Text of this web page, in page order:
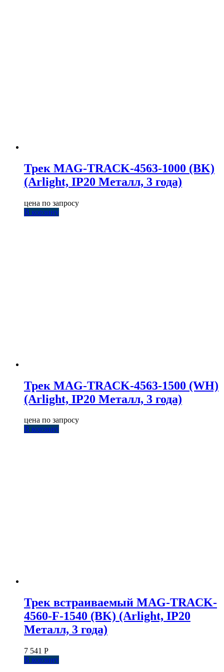
Трек MAG-TRACK-4563-1000 (BK)
(Arlight, IP20 Металл, 3 года)
цена по запросу
В корзину
Трек MAG-TRACK-4563-1500 (WH)
(Arlight, IP20 Металл, 3 года)
цена по запросу
В корзину
Трек встраиваемый MAG-TRACK-
4560-F-1540 (BK) (Arlight, IP20
Металл, 3 года)
7 541 Р
В корзину